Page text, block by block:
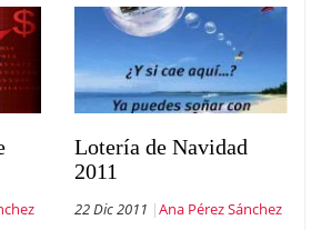
Lotería de Navidad
2011
22 Dic 2011 Ana Pérez Sánchez